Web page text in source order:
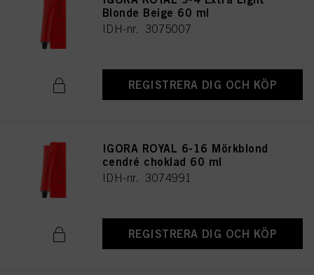
Blonde Beige 60 ml
IDH-nr. 3075007
REGISTRERA DIG OCH KÖP
IGORA ROYAL 6-16 Mörkblond
cendré choklad 60 ml
IDH-nr. 3074991
REGISTRERA DIG OCH KÖP